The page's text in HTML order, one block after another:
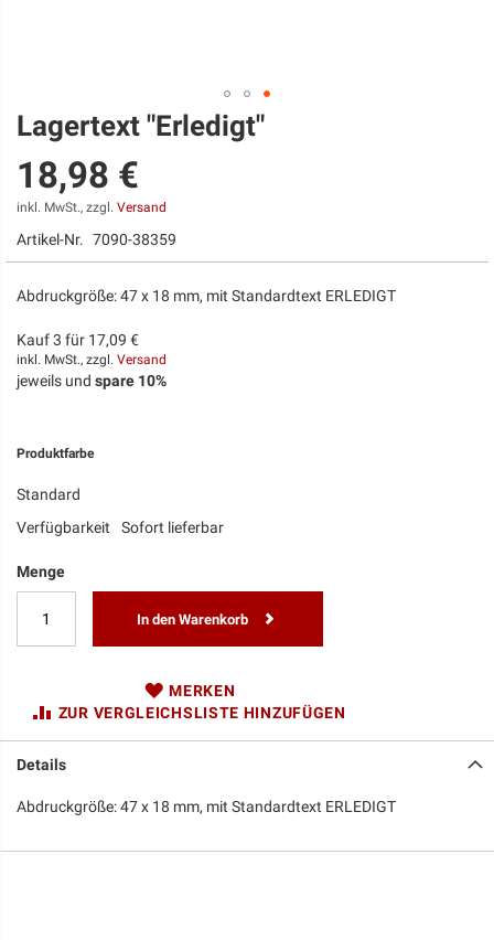
Zum
Anfang
der
Bildgalerie
springen
Lagertext "Erledigt"
18,98 €
inkl. MwSt., zzgl. Versand
Artikel-Nr. 7090-38359
Abdruckgröße: 47 x 18 mm, mit Standardtext ERLEDIGT
Kauf 3 für 17,09 €
inkl. MwSt., zzgl. Versand
jeweils und spare 10%
Produktfarbe
Standard
Verfügbarkeit
Sofort lieferbar
Menge
In den Warenkorb
MERKEN
ZUR VERGLEICHSLISTE HINZUFÜGEN
Details
Abdruckgröße: 47 x 18 mm, mit Standardtext ERLEDIGT